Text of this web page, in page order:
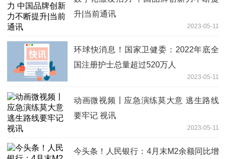
升|当前通讯
2023-05-11
环球快消息！国家卫健委：2022年底全
国注册护士总量超过520万人
2023-05-11
动画微视频丨应急演练莫大意 逃生路线
要牢记 视讯
2023-05-11
今头条！人民银行：4月末M2余额同比增